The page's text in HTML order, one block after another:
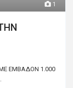
1
ΕΜΒΑΔΟΝ 1.000